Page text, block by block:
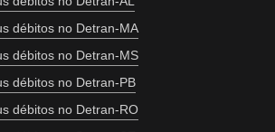
débitos no Detran-MA
débitos no Detran-MS
débitos no Detran-PB
débitos no Detran-RO